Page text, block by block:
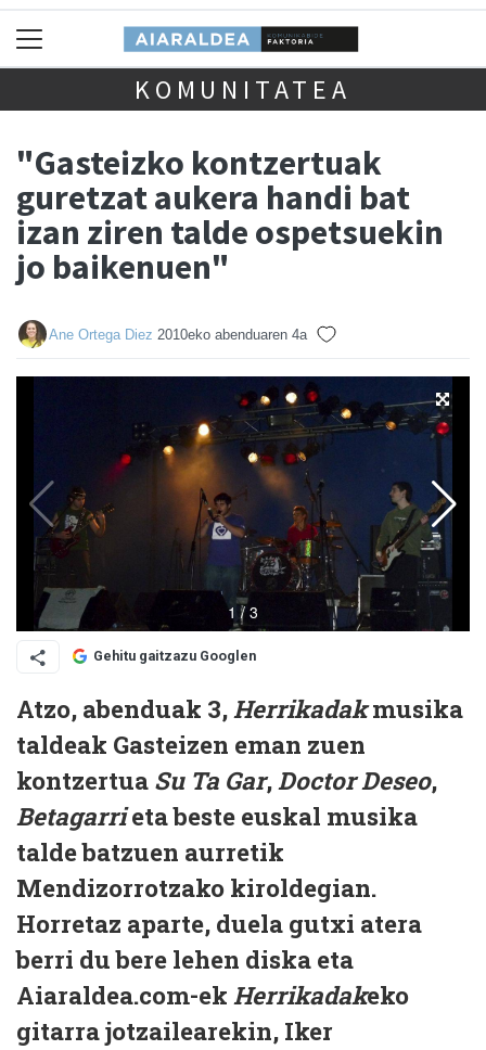
KOMUNITATEA
"Gasteizko kontzertuak
guretzat aukera handi bat
izan ziren talde ospetsuekin
jo baikenuen"
Ane Ortega Diez 2010eko abenduaren 4a
Gehitu gaitzazu Googlen
Atzo, abenduak 3,Herrikadakmusika
taldeak Gasteizen eman zuen
kontzertua Su Ta Gar,Doctor Deseo,
Betagarrieta beste euskal musika
talde batzuen aurretik
Mendizorrotzako kiroldegian.
Horretaz aparte, duela gutxi atera
berri du bere lehen diska eta
Aiaraldea.com-ek Herrikadakeko
gitarra jotzailearekin, Iker